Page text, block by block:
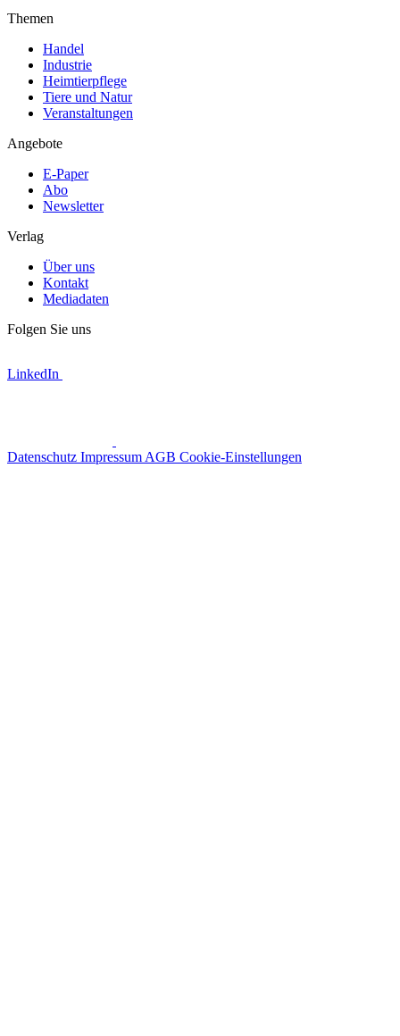
Themen
Handel
Industrie
Heimtierpflege
Tiere und Natur
Veranstaltungen
Angebote
E-Paper
Abo
Newsletter
Verlag
Über uns
Kontakt
Mediadaten
Folgen Sie uns
LinkedIn
Datenschutz Impressum AGB Cookie-Einstellungen